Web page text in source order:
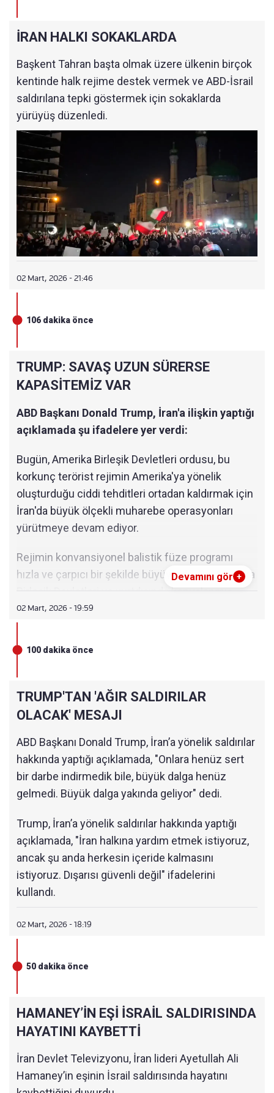
İRAN HALKI SOKAKLARDA
Başkent Tahran başta olmak üzere ülkenin birçok
kentinde halk rejime destek vermek ve ABD-İsrail
saldırılana tepki göstermek için sokaklarda
yürüyüş düzenledi.
02 Mart, 2026 - 21:46
106 dakika önce
TRUMP: SAVAŞ UZUN SÜRERSE
KAPASİTEMİZ VAR
ABD Başkanı Donald Trump, İran'a ilişkin yaptığı
açıklamada şu ifadelere yer verdi:
Bugün, Amerika Birleşik Devletleri ordusu, bu
korkunç terörist rejimin Amerika'ya yönelik
oluşturduğu ciddi tehditleri ortadan kaldırmak için
İran'da büyük ölçekli muharebe operasyonları
yürütmeye devam ediyor.
Rejimin konvansiyonel balistik füze programı
hızla ve çarpıcı bir şekilde büyüyordu. Bu, Amerika
Birleşik Devletleri ve yurtdışında konuşlanmış
güçlerimiz için çok açık ve devasa bir tehdit
oluşturuyordu.
Rejim zaten Avrupa'ya ve üslerimize ulaşabilecek
ulaşabilecek füzelere de sahip olacaktı.
Hızla büyüyen bu füze programının amacı, nükleer
silah geliştirmelerini gizlemek ve bu son derece
yasaklanmış nükleer silahların üretimini
durdurmayı herkes için son derece zorlaştırmaktı.
İran'ın füze yeteneklerini yok ediyoruz ve bunu
saatlik olarak görüyorsunuz; ayrıca yepyeni ve
oldukça iyi füzeler üretme kapasitelerini de
ortadan kaldırıyoruz.
İkincisi, donanmalarını yok ediyoruz. Zaten 10
gemiyi imha ettik. Hepsi denizin dibinde.
Başlangıçta dört ila beş hafta öngörmüştük, ancak
Bunu başaracağız.
Bugün biri dedi ki, “Başkan bunu çok hızlı bir
şekilde yapmak istiyor. Ondan sonra sıkılacak.”
Ben sıkılmıyorum. Bunun sıkıcı bir yanı yok.
Devamını gör +
02 Mart, 2026 - 19:59
100 dakika önce
TRUMP'TAN 'AĞIR SALDIRILAR
OLACAK' MESAJI
ABD Başkanı Donald Trump, İran’a yönelik saldırılar
hakkında yaptığı açıklamada, "Onlara henüz sert
bir darbe indirmedik bile, büyük dalga henüz
gelmedi. Büyük dalga yakında geliyor" dedi.
Trump, İran’a yönelik saldırılar hakkında yaptığı
açıklamada, "İran halkına yardım etmek istiyoruz,
ancak şu anda herkesin içeride kalmasını
istiyoruz. Dışarısı güvenli değil" ifadelerini
kullandı.
02 Mart, 2026 - 18:19
50 dakika önce
HAMANEY’İN EŞİ İSRAİL SALDIRISINDA
HAYATINI KAYBETTİ
İran Devlet Televizyonu, İran lideri Ayetullah Ali
Hamaney’in eşinin İsrail saldırısında hayatını